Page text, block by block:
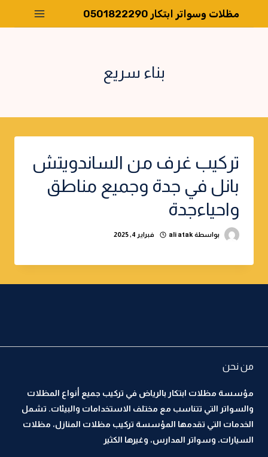
مظلات وسواتر ابتكار 0501822290
بناء سريع
تركيب غرف من الساندويتش
بانل في جدة وجميع مناطق
واحياءجدة
بواسطة ali atak فبراير 4, 2025
من نحن
مؤسسة مظلات ابتكار بالرياض في تركيب جميع أنواع المظلات
والسواتر التي تتناسب مع مختلف الاستخدامات والبيئات. تشمل
الخدمات التي تقدمها المؤسسة تركيب مظلات المنازل، مظلات
السيارات، وسواتر المدارس، وغيرها الكثير